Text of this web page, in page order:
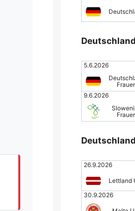
5.6.2026
9.6.2026
26.9.2026
Lettland
30.9.2026